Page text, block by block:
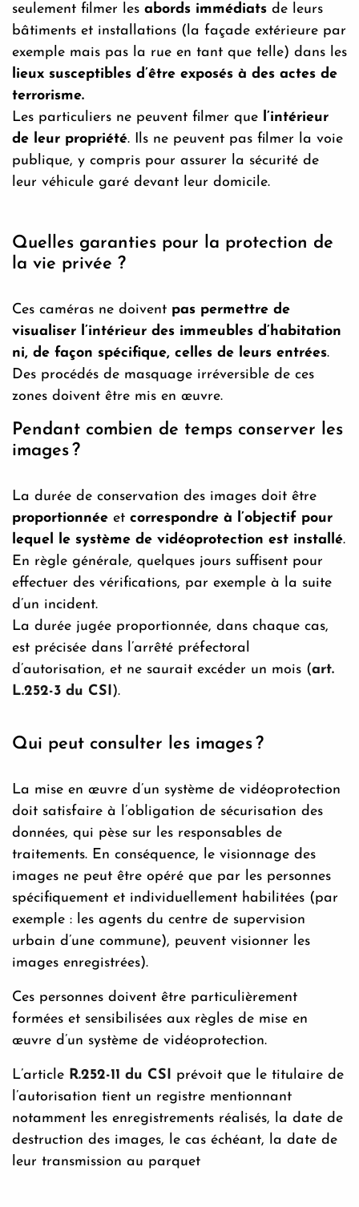
seulement filmer les abords immédiats de leurs
bâtiments et installations (la façade extérieure par
exemple mais pas la rue en tant que telle) dans les
lieux susceptibles d’être exposés à des actes de
terrorisme.
Les particuliers ne peuvent filmer que l’intérieur
de leur propriété. Ils ne peuvent pas filmer la voie
publique, y compris pour assurer la sécurité de
leur véhicule garé devant leur domicile.
Quelles garanties pour la protection de
la vie privée ?
Ces caméras ne doivent pas permettre de
visualiser l’intérieur des immeubles d’habitation
ni, de façon spécifique, celles de leurs entrées.
Des procédés de masquage irréversible de ces
zones doivent être mis en œuvre.
Pendant combien de temps conserver les
images ?
La durée de conservation des images doit être
proportionnée et correspondre à l’objectif pour
lequel le système de vidéoprotection est installé.
En règle générale, quelques jours suffisent pour
effectuer des vérifications, par exemple à la suite
d’un incident.
La durée jugée proportionnée, dans chaque cas,
est précisée dans l’arrêté préfectoral
d’autorisation, et ne saurait excéder un mois (art.
L.252-3 du CSI).
Qui peut consulter les images ?
La mise en œuvre d’un système de vidéoprotection
doit satisfaire à l’obligation de sécurisation des
données, qui pèse sur les responsables de
traitements. En conséquence, le visionnage des
images ne peut être opéré que par les personnes
spécifiquement et individuellement habilitées (par
exemple : les agents du centre de supervision
urbain d’une commune), peuvent visionner les
images enregistrées).
Ces personnes doivent être particulièrement
formées et sensibilisées aux règles de mise en
œuvre d’un système de vidéoprotection.
L’article R.252-11 du CSI prévoit que le titulaire de
l’autorisation tient un registre mentionnant
notamment les enregistrements réalisés, la date de
destruction des images, le cas échéant, la date de
leur transmission au parquet